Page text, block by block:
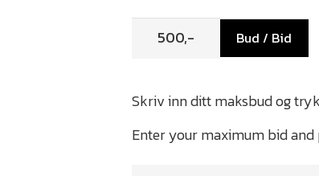
Bud / Bid